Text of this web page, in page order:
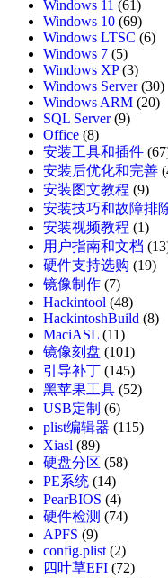
Windows 11 (61)
Windows 10 (69)
Windows LTSC (6)
Windows 7 (5)
Windows XP(3)
Windows Server(30)
Windows ARM (20)
SQL Server(9)
Office (8)
安装工具和插件
安装后优化和完善
安装图文教程 (9)
安装技巧和故障排
安装视频教程 (1)
用户指南和文档
硬件支持选购 (19)
镜像制作 (7)
Hackintool (48)
HackintoshBuild (8)
MaciASL (11)
镜像刻盘 (101)
引导补丁 (145)
黑苹果工具 (52)
USB定制 (6)
plist编辑器 (115)
Xiasl (89)
硬盘分区 (58)
PE系统 (14)
PearBIOS (4)
硬件检测 (74)
APFS (9)
config.plist(2)
四叶草EFI (72)